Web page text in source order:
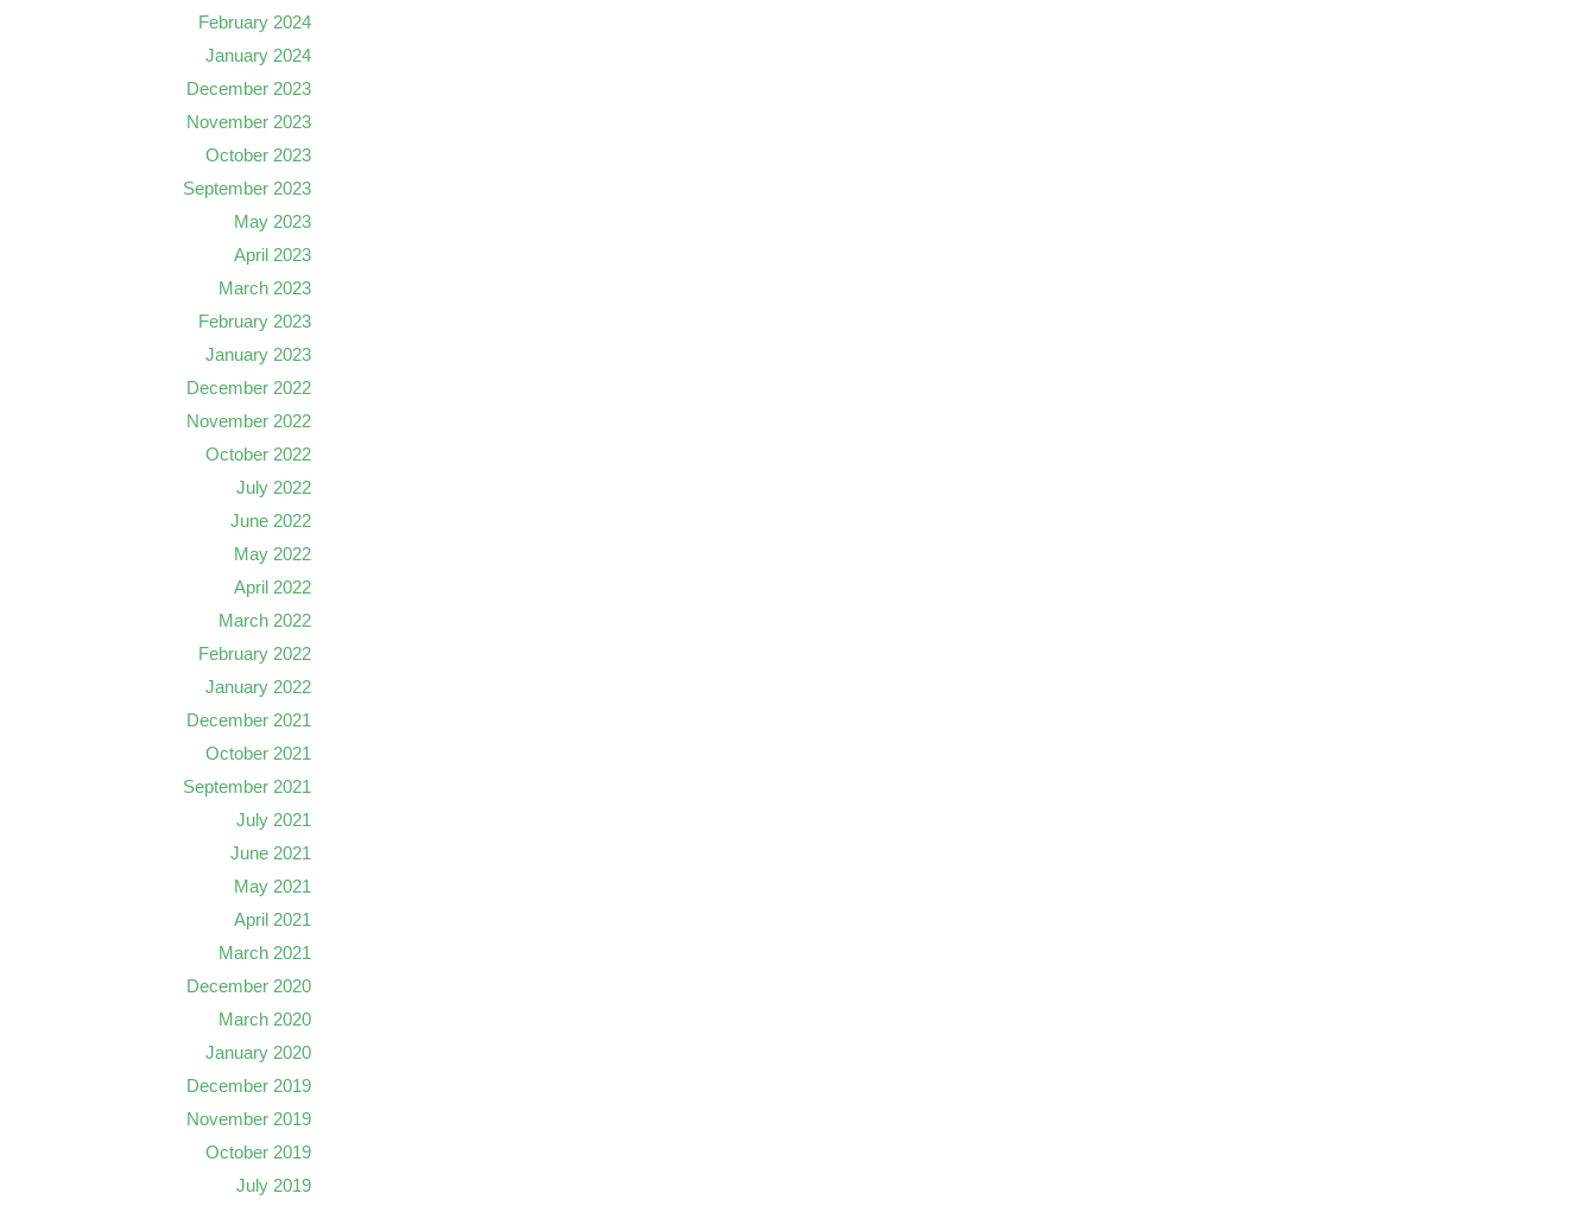
February 2024
January 2024
December 2023
November 2023
October 2023
September 2023
May 2023
April 2023
March 2023
February 2023
January 2023
December 2022
November 2022
October 2022
July 2022
June 2022
May 2022
April 2022
March 2022
February 2022
January 2022
December 2021
October 2021
September 2021
July 2021
June 2021
May 2021
April 2021
March 2021
December 2020
March 2020
January 2020
December 2019
November 2019
October 2019
July 2019